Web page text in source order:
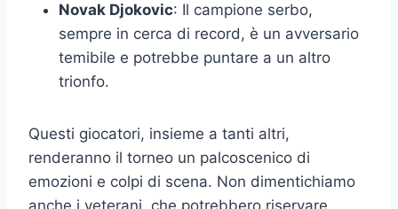
Novak Djokovic: Il campione serbo,
sempre in cerca di record, è un avversario
temibile e potrebbe puntare a un altro
trionfo.
Questi giocatori, insieme a tanti altri,
renderanno il torneo un palcoscenico di
emozioni e colpi di scena. Non dimentichiamo